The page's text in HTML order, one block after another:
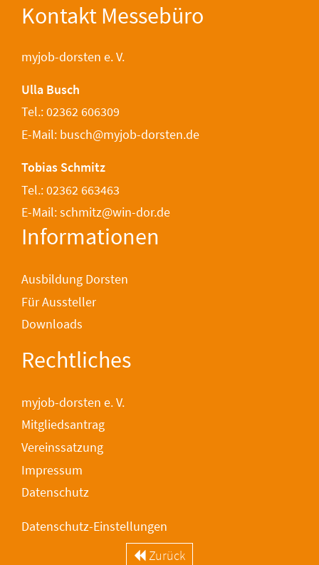
Zurück
Kontakt Messebüro
myjob-dorsten e. V.
Ulla Busch
Tel.: 02362 606309
E-Mail: busch@myjob-dorsten.de
Tobias Schmitz
Tel.: 02362 663463
E-Mail: schmitz@win-dor.de
Informationen
Ausbildung Dorsten
Für Aussteller
Downloads
Rechtliches
myjob-dorsten e. V.
Mitgliedsantrag
Vereinssatzung
Impressum
Datenschutz
Datenschutz-Einstellungen